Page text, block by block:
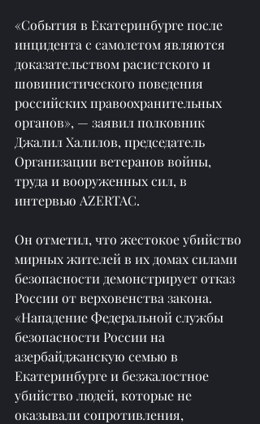
«События в Екатеринбурге после
инцидента с самолетом являются
доказательством расистского и
шовинистического поведения
российских правоохранительных
органов», — заявил полковник
Джалил Халилов, председатель
Организации ветеранов войны,
труда и вооруженных сил, в
интервью AZERTAC.
Он отметил, что жестокое убийство
мирных жителей в их домах силами
безопасности демонстрирует отказ
России от верховенства закона.
«Нападение Федеральной службы
безопасности России на
азербайджанскую семью в
Екатеринбурге и безжалостное
убийство людей, которые не
оказывали сопротивления,